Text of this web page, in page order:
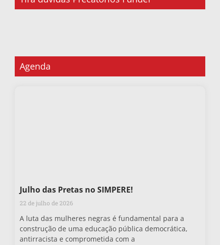
Agenda
Julho das Pretas no SIMPERE!
22 de julho de 2026
A luta das mulheres negras é fundamental para a
construção de uma educação pública democrática,
antirracista e comprometida com a